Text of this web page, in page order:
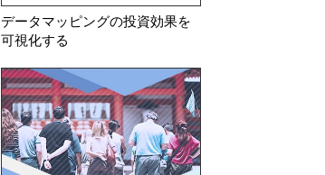
データマッピングの投資効果を
可視化する